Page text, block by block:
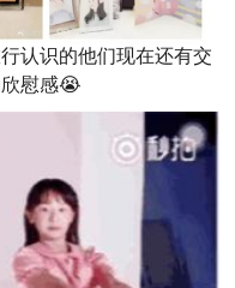
认识的他们现在还有交
慰感😭